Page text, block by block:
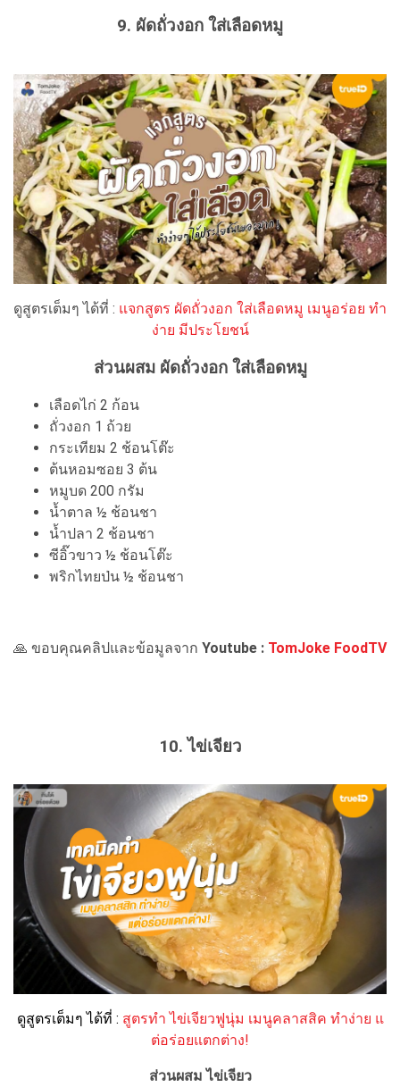
9. ผัดถั่วงอก ใส่เลือดหมู
ดูสูตรเต็มๆ ได้ที่ : แจกสูตร ผัดถั่วงอก ใส่เลือดหมู เมนูอร่อย ทำ
ง่าย มีประโยชน์
ส่วนผสม ผัดถั่วงอก ใส่เลือดหมู
เลือดไก่ 2 ก้อน
ถั่วงอก 1 ถ้วย
กระเทียม 2 ช้อนโต๊ะ
ต้นหอมซอย 3 ต้น
หมูบด 200 กรัม
น้ำตาล ½ ช้อนชา
น้ำปลา 2 ช้อนชา
ซีอิ๊วขาว ½ ช้อนโต๊ะ
พริกไทยป่น ½ ช้อนชา
🙏 ขอบคุณคลิปและข้อมูลจาก Youtube : TomJoke FoodTV
10. ไข่เจียว
ดูสูตรเต็มๆ ได้ที่ : สูตรทำ ไข่เจียวฟูนุ่ม เมนูคลาสสิค ทำง่าย แ
ต่อร่อยแตกต่าง!
ส่วนผสม ไข่เจียว